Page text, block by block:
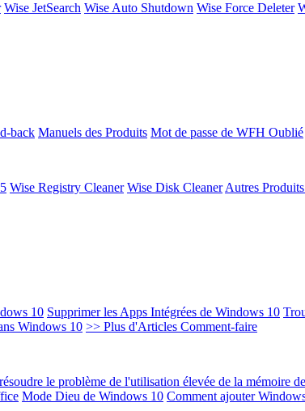
Wise JetSearch Wise Auto Shutdown Wise Force Deleter
back Manuels des Produits Mot de passe de WFH Oublié
Wise Registry Cleaner Wise Disk Cleaner Autres
10 Supprimer les Apps Intégrées de Windows 10
Windows 10 >> Plus d'Articles Comment-faire
le problème de l'utilisation élevée de la mémoire
Mode Dieu de Windows 10 Comment ajouter